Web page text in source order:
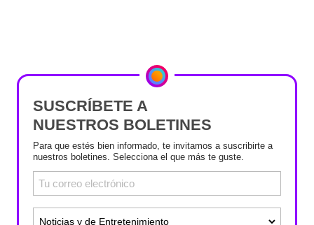
SUSCRÍBETE A
NUESTROS BOLETINES
Para que estés bien informado, te invitamos a suscribirte a
nuestros boletines. Selecciona el que más te guste.